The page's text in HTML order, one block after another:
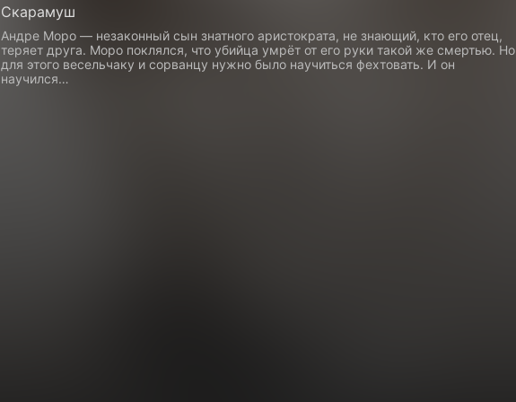
Скарамуш
Андре Моро — незаконный сын знатного аристократа, не знающий, кто его отец,
теряет друга. Моро поклялся, что убийца умрёт от его руки такой же смертью. Но
для этого весельчаку и сорванцу нужно было научиться фехтовать. И он
научился…